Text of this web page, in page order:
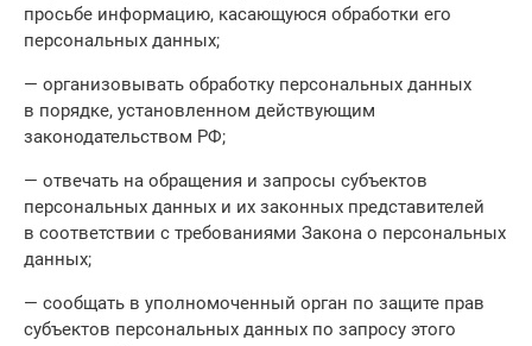
просьбе информацию, касающуюся обработки его
персональных данных;
— организовывать обработку персональных данных
в порядке, установленном действующим
законодательством РФ;
— отвечать на обращения и запросы субъектов
персональных данных и их законных представителей
в соответствии с требованиями Закона о персональных
данных;
— сообщать в уполномоченный орган по защите прав
субъектов персональных данных по запросу этого